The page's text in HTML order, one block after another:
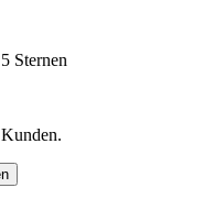
Sternen